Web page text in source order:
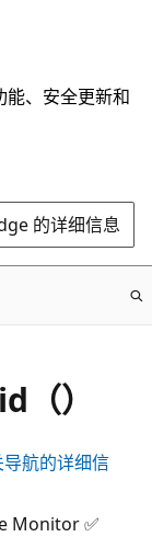
、安全更新和
的详细信息
）
航的详细信
Monitor ✅